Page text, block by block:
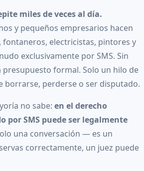
miles de veces al día.
y pequeños empresarios hacen
electricistas, pintores y
exclusivamente por SMS. Sin
formal. Solo un hilo de
borrarse, perderse o ser disputado.
no sabe: en el derecho
por SMS puede ser legalmente
una conversación — es un
correctamente, un juez puede